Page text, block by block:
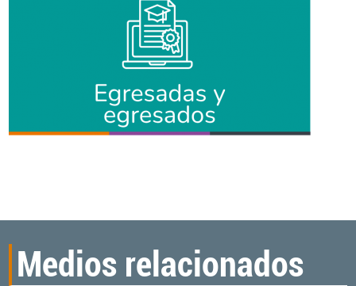
Medios relacionados